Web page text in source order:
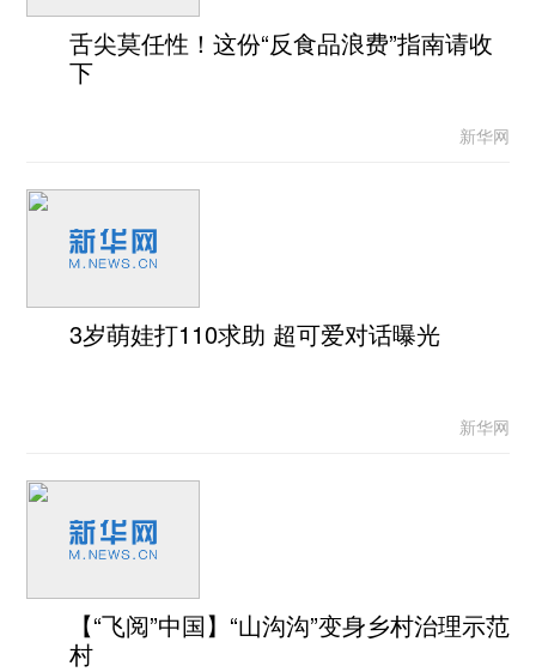
舌尖莫任性！这份“反食品浪费”指南请收
下
新华网
3岁萌娃打110求助 超可爱对话曝光
新华网
【“飞阅”中国】“山沟沟”变身乡村治理示范
村